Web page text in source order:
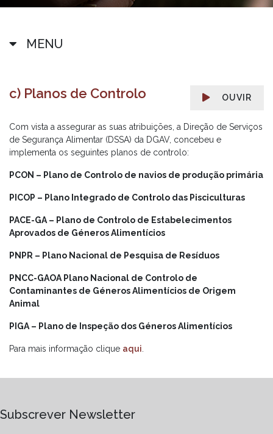
MENU
OUVIR
c) Planos de Controlo
Com vista a assegurar as suas atribuições, a Direção de Serviços
de Segurança Alimentar (DSSA) da DGAV, concebeu e
implementa os seguintes planos de controlo:
PCON – Plano de Controlo de navios de produção primária
PICOP – Plano Integrado de Controlo das Pisciculturas
PACE-GA – Plano de Controlo de Estabelecimentos
Aprovados de Géneros Alimentícios
PNPR – Plano Nacional de Pesquisa de Resíduos
PNCC-GAOA Plano Nacional de Controlo de
Contaminantes de Géneros Alimentícios de Origem
Animal
PIGA – Plano de Inspeção dos Géneros Alimentícios
Para mais informação clique aqui
Subscrever Newsletter